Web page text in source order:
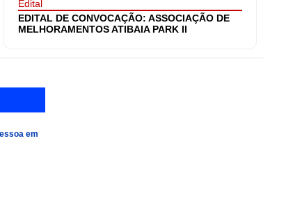
Edital
EDITAL DE CONVOCAÇÃO: ASSOCIAÇÃO DE
MELHORAMENTOS ATIBAIA PARK II
em